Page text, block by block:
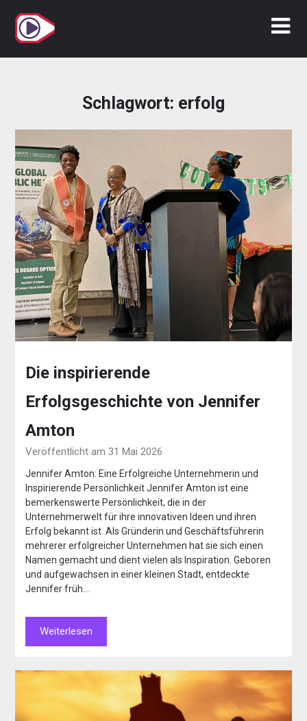
Inhalt
springen
Schlagwort: erfolg
Die inspirierende
Erfolgsgeschichte von Jennifer
Amton
Veröffentlicht am 31 Mai 2026
Jennifer Amton: Eine Erfolgreiche Unternehmerin und
Inspirierende Persönlichkeit Jennifer Amton ist eine
bemerkenswerte Persönlichkeit, die in der
Unternehmerwelt für ihre innovativen Ideen und ihren
Erfolg bekannt ist. Als Gründerin und Geschäftsführerin
mehrerer erfolgreicher Unternehmen hat sie sich einen
Namen gemacht und dient vielen als Inspiration. Geboren
und aufgewachsen in einer kleinen Stadt, entdeckte
Jennifer früh…
Weiterlesen